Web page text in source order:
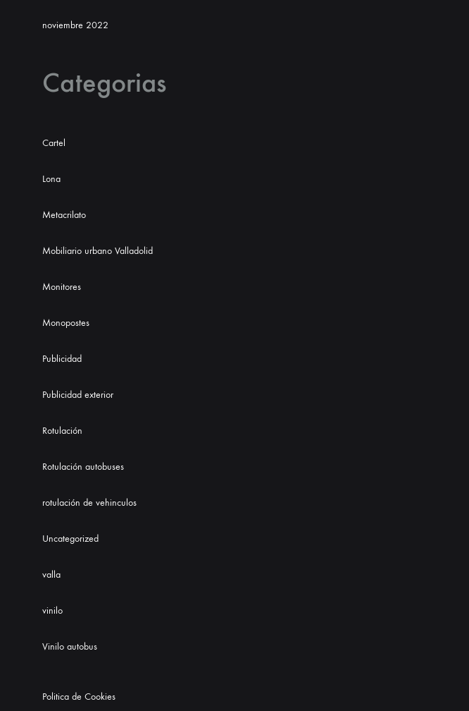
noviembre 2022
Categorias
Cartel
Lona
Metacrilato
Mobiliario urbano Valladolid
Monitores
Monopostes
Publicidad
Publicidad exterior
Rotulación
Rotulación autobuses
rotulación de vehinculos
Uncategorized
valla
vinilo
Vinilo autobus
Politica de Cookies